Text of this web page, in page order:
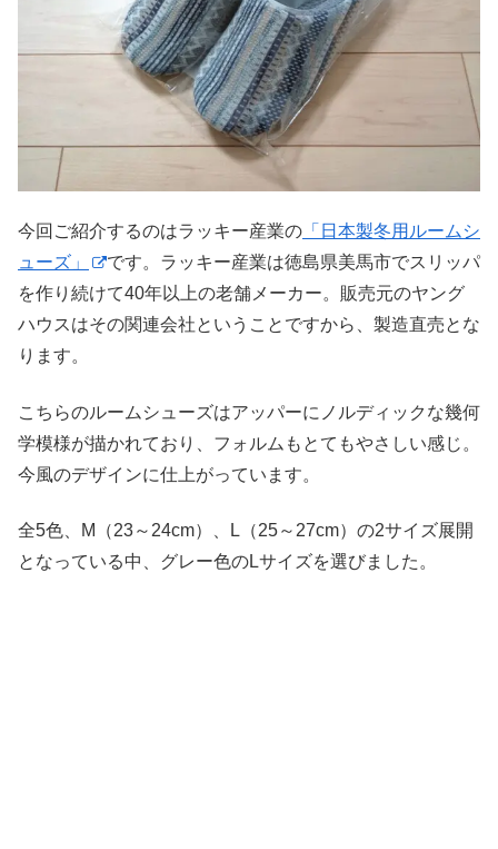
今回ご紹介するのはラッキー産業の 「日本製冬用ルームシ
ューズ」
です。ラッキー産業は徳島県美馬市でスリッパ
を作り続けて40年以上の老舗メーカー。販売元のヤング
ハウスはその関連会社ということですから、製造直売とな
ります。
こちらのルームシューズはアッパーにノルディックな幾何
学模様が描かれており、フォルムもとてもやさしい感じ。
今風のデザインに仕上がっています。
全5色、M（23～24cm）、L（25～27cm）の2サイズ展開
となっている中、グレー色のLサイズを選びました。